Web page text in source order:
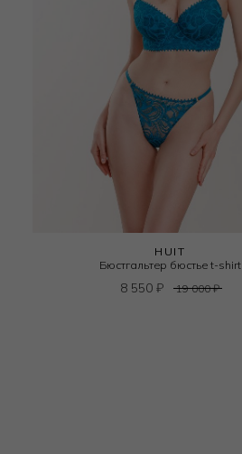
HUIT
Бюстгальтер бюстье t-shirt
8 550₽ 19 000₽